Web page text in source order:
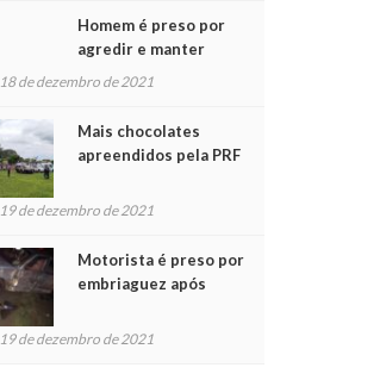
Homem é preso por
agredir e manter
mulher em cárcere
18 de dezembro de 2021
Mais chocolates
apreendidos pela PRF
crianças no Natal
19 de dezembro de 2021
Motorista é preso por
embriaguez após
feridos
19 de dezembro de 2021